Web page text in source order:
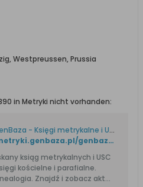
Kulmer Land, deutsche
in Dänemark
Westpreussen, Prussia
in Metryki nicht vorhanden:
Metryki GenBaza - Księgi metrykalne i USC. Genealogia.
https://metryki.genbaza.pl/genbaza,list,69305,1
ksiąg metrykalnych i USC
kościelne i parafialne.
Znajdź i zobacz akt